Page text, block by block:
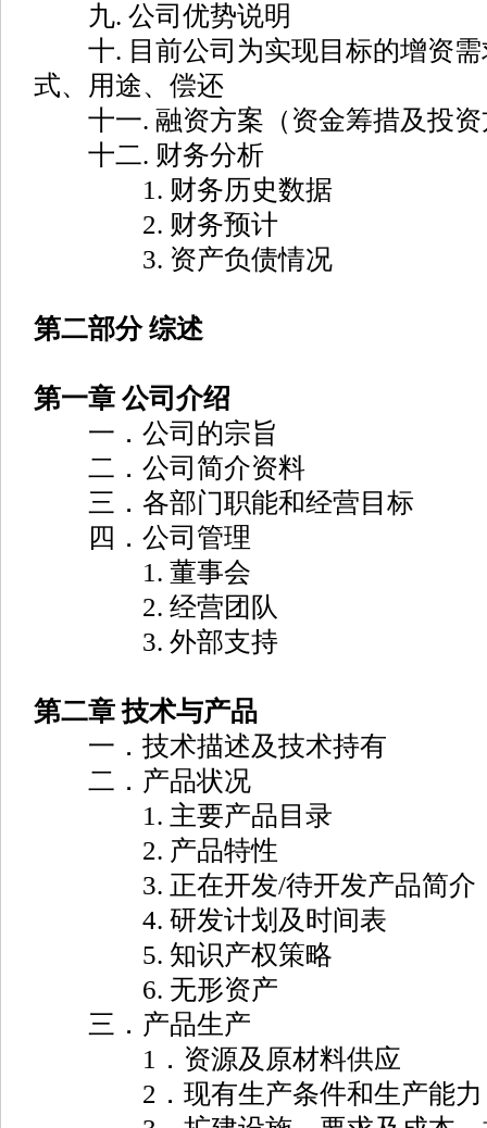
九. 公司优势说明
十. 目前公司为实现目标的增资需
式、用途、偿还
十一. 融资方案（资金筹措及投资
十二. 财务分析
1. 财务历史数据
2. 财务预计
3. 资产负债情况
第二部分 综述
第一章 公司介绍
一．公司的宗旨
二．公司简介资料
三．各部门职能和经营目标
四．公司管理
1. 董事会
2. 经营团队
3. 外部支持
第二章 技术与产品
一．技术描述及技术持有
二．产品状况
1. 主要产品目录
2. 产品特性
3. 正在开发/待开发产品简介
4. 研发计划及时间表
5. 知识产权策略
6. 无形资产
三．产品生产
1．资源及原材料供应
2．现有生产条件和生产能力